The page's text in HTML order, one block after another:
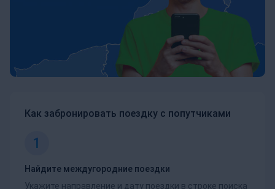
Как забронировать поездку с попутчиками
1
Найдите междугородние поездки
Укажите направление и дату поездки в строке поиска